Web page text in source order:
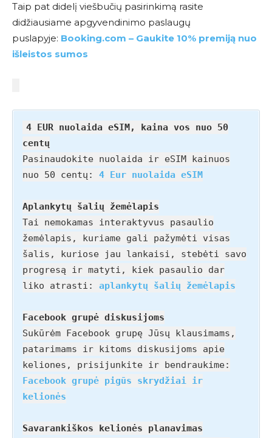
Taip pat didelį viešbučių pasirinkimą rasite
didžiausiame apgyvendinimo paslaugų
puslapyje: Booking.com – Gaukite 10% premiją nuo
išleistos sumos
4 EUR nuolaida eSIM, kaina vos nuo 50
centų
Pasinaudokite nuolaida ir eSIM kainuos
nuo 50 centų: 4 Eur nuolaida eSIM
Aplankytų šalių žemėlapis
Tai nemokamas interaktyvus pasaulio
žemėlapis, kuriame gali pažymėti visas
šalis, kuriose jau lankaisi, stebėti savo
progresą ir matyti, kiek pasaulio dar
liko atrasti: aplankytų šalių žemėlapis
Facebook grupė diskusijoms
Sukūrėm Facebook grupę Jūsų klausimams,
patarimams ir kitoms diskusijoms apie
keliones, prisijunkite ir bendraukime:
Facebook grupė pigūs skrydžiai ir
kelionės
Savarankiškos kelionės planavimas